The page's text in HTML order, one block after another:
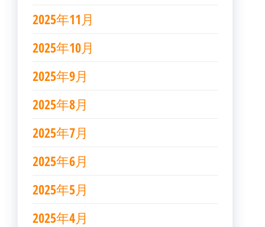
2025年11月
2025年10月
2025年9月
2025年8月
2025年7月
2025年6月
2025年5月
2025年4月